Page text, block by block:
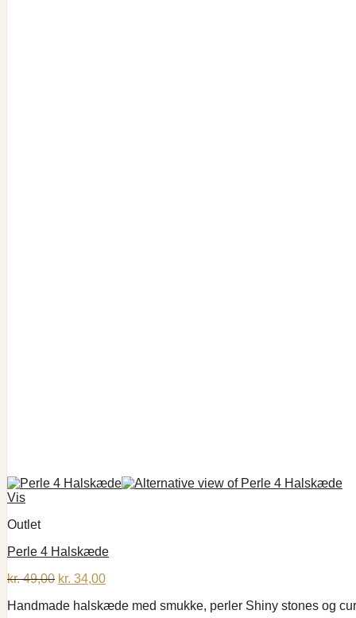
Vis
Outlet
Perle 4 Halskæde
kr.49,00 Den
pris
kr. 34,00Den
pris
Handmade halskæde med smukke, perler Shiny stones og